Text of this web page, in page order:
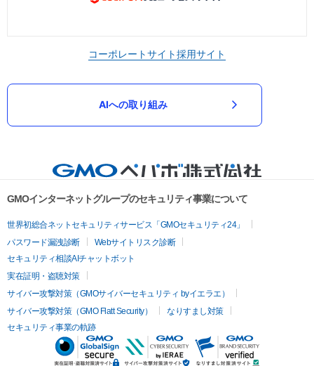
コーポレートサイト採用サイト
AIへの取り組み
GMOインターネットグループのセキュリティ事業について
世界初総合ネットセキュリティサービス「GMOセキュリティ24」
パスワード漏洩診断
Webサイトリスク診断
セキュリティ相談AIチャットボット
実在証明・盗聴対策
サイバー攻撃対策（GMOサイバーセキュリティ byイエラエ）
サイバー攻撃対策（GMO Flatt Security）
なりすまし対策
セキュリティ事業の軌跡